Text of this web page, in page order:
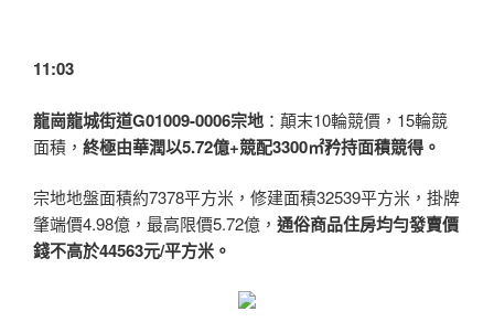
11:03
龍崗龍城街道G01009-0006宗地 ：顛末10輪競價，15輪競
面積， 終極由華潤以5.72億+競配3300㎡矜持面積競得。
宗地地盤面積約7378平方米，修建面積32539平方米，掛牌
肇端價4.98億，最高限價5.72億， 通俗商品住房均勻發賣價
錢不高於44563元/平方米。